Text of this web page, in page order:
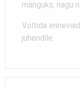
mänguks, nagu
Voltida
juhendile.